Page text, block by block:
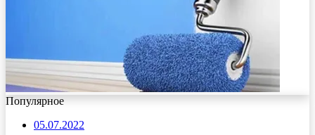
Популярное
05.07.2022